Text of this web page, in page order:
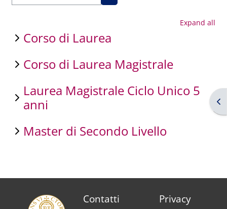
Search courses
Expand all
Corso di Laurea
Corso di Laurea Magistrale
Laurea Magistrale Ciclo Unico 5
anni
Master di Secondo Livello
Contatti Privacy